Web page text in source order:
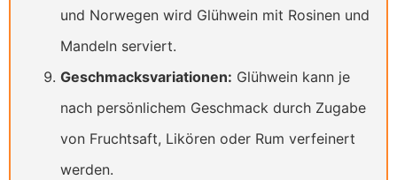
und Norwegen wird Glühwein mit Rosinen und
Mandeln serviert.
Geschmacksvariationen: Glühwein kann je
nach persönlichem Geschmack durch Zugabe
von Fruchtsaft, Likören oder Rum verfeinert
werden.